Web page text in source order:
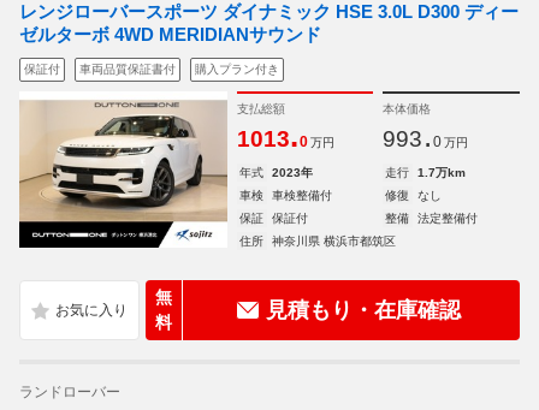
レンジローバースポーツ ダイナミック HSE 3.0L D300 ディー
ゼルターボ 4WD MERIDIANサウンド
保証付 車両品質保証書付 購入プラン付き
支払総額
1013.0 万円
本体価格
993. 0 万円
年式 2023年 走行
1.7万km
車検
車検整備付 修復
なし
保証
保証付 整備
法定整備付
住所
神奈川県 横浜市都筑区
無
料
見積もり・在庫確認
ランドローバー